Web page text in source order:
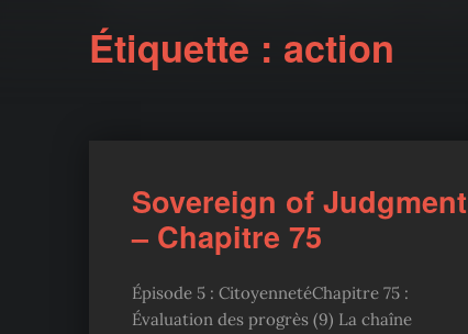
Étiquette : action
Sovereign of Judgment
– Chapitre 75
Épisode 5 : CitoyennetéChapitre 75 :
Évaluation des progrès (9) La chaîne